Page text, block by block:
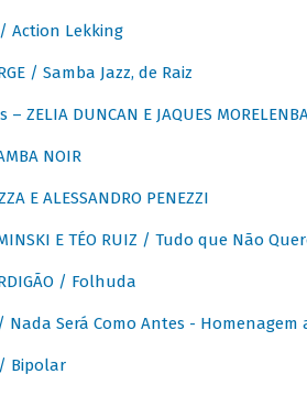
/ Action Lekking
/ Samba Jazz, de Raiz
– ZELIA DUNCAN E JAQUES
NOIR
E ALESSANDRO PENEZZI
E TÉO RUIZ / Tudo que Não
/ Folhuda
/ Nada Será Como Antes - Homenagem
/ Bipolar